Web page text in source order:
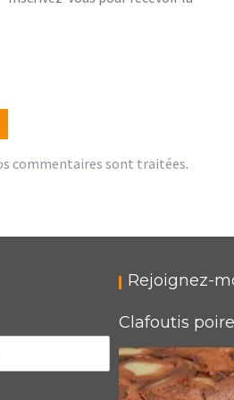
commentaires sont traitées.
Rejoignez-
Clafoutis